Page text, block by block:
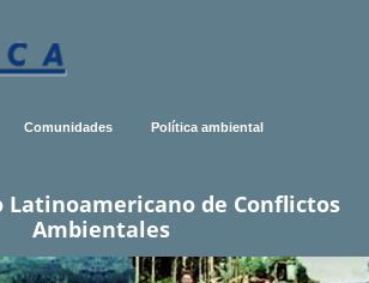
Comunidades Política ambiental
Latinoamericano de Conflictos
Ambientales